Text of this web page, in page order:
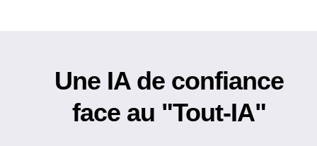
Une IA de confiance
face au "Tout-IA"